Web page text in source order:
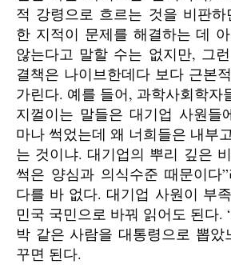
적 강령으로 흐르는 것을 비판하
한 지적이 문제를 해결하는 데
않는다고 말할 수는 없지만, 그
결책은 나이브한데다 보다 근본
가린다. 예를 들어, 과학사회학자
지껄이는 말들은 대기업 사원들
마나 썩었는데 왜 너희들은 내부
는 것이냐. 대기업의 뿌리 깊은
썩은 양심과 의식수준 때문이다
다를 바 없다. 대기업 사원이 부
민국 국민으로 바꿔 읽어도 된다.
박 같은 사람을 대통령으로 뽑았
꾸면 된다.